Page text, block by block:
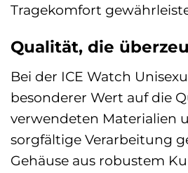
Tragekomfort
Qualität, die
Bei der ICE Watch
besonderer Wert auf die
verwendeten Materialien
sorgfältige Verarbeitung
Gehäuse aus robustem